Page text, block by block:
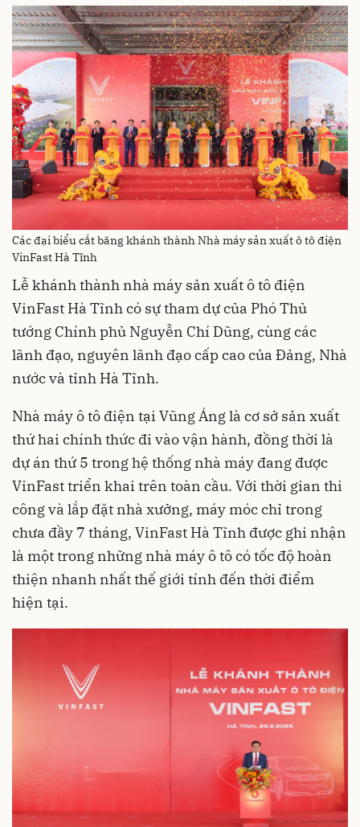
Các đại biểu cắt băng khánh thành Nhà máy sản xuất ô tô điện
VinFast Hà Tĩnh
Lễ khánh thành nhà máy sản xuất ô tô điện
VinFast Hà Tĩnh có sự tham dự của Phó Thủ
tướng Chính phủ Nguyễn Chí Dũng, cùng các
lãnh đạo, nguyên lãnh đạo cấp cao của Đảng, Nhà
nước và tỉnh Hà Tĩnh.
Nhà máy ô tô điện tại Vũng Áng là cơ sở sản xuất
thứ hai chính thức đi vào vận hành, đồng thời là
dự án thứ 5 trong hệ thống nhà máy đang được
VinFast triển khai trên toàn cầu. Với thời gian thi
công và lắp đặt nhà xưởng, máy móc chỉ trong
chưa đầy 7 tháng, VinFast Hà Tĩnh được ghi nhận
là một trong những nhà máy ô tô có tốc độ hoàn
thiện nhanh nhất thế giới tính đến thời điểm
hiện tại.